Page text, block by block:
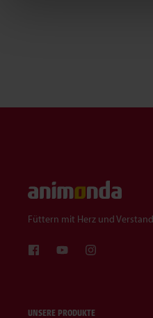
Füttern mit Herz und Verstand
UNSERE PRODUKTE